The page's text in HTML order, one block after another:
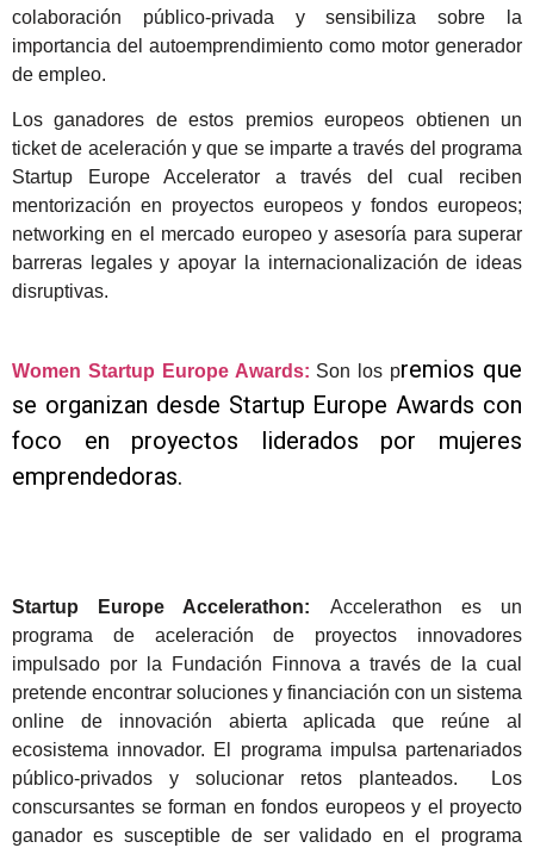
colaboración público-privada y sensibiliza sobre la
importancia del autoemprendimiento como motor generador
de empleo.
Los ganadores de estos premios europeos obtienen un
ticket de aceleración y que se imparte a través del programa
Startup Europe Accelerator a través del cual reciben
mentorización en proyectos europeos y fondos europeos;
networking en el mercado europeo y asesoría para superar
barreras legales y apoyar la internacionalización de ideas
disruptivas.
Women Startup Europe Awards: Son los premios que
se organizan desde Startup Europe Awards con
foco en proyectos liderados por mujeres
emprendedoras.
Startup Europe Accelerathon: Accelerathon es un
programa de aceleración de proyectos innovadores
impulsado por la Fundación Finnova a través de la cual
pretende encontrar soluciones y financiación con un sistema
online de innovación abierta aplicada que reúne al
ecosistema innovador. El programa impulsa partenariados
público-privados y solucionar retos planteados. Los
conscursantes se forman en fondos europeos y el proyecto
ganador es susceptible de ser validado en el programa